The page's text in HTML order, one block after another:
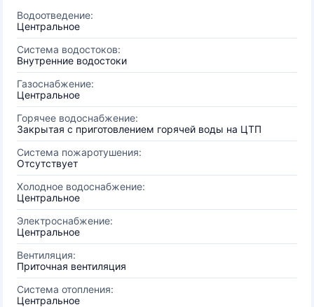
Водоотведение:
Центральное
Система водостоков:
Внутренние водостоки
Газоснабжение:
Центральное
Горячее водоснабжение:
Закрытая с приготовлением горячей воды на ЦТП
Система пожаротушения:
Отсутствует
Холодное водоснабжение:
Центральное
Электроснабжение:
Центральное
Вентиляция:
Приточная вентиляция
Система отопления:
Центральное